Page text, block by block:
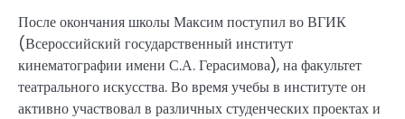
После окончания школы Максим поступил во ВГИК
(Всероссийский государственный институт
кинематографии имени С.А. Герасимова), на факультет
театрального искусства. Во время учебы в институте он
активно участвовал в различных студенческих проектах и